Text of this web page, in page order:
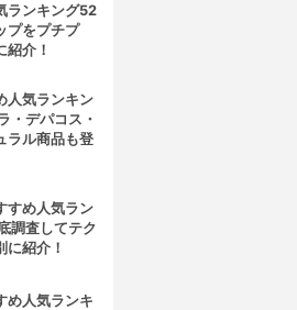
ランキング52
プをプチプ
紹介！
人気ランキン
・デパコス・
ラル商品も登
すめ人気ラン
調査してテク
に紹介！
め人気ランキ